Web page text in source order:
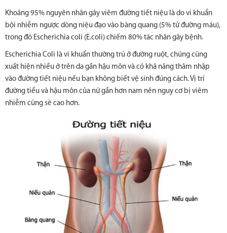
Khoảng 95% nguyên nhân gây viêm đường tiết niệu là do vi khuẩn
bội nhiễm ngược dòng niệu đạo vào bàng quang (5% từ đường máu),
trong đó Escherichia coli (E.coli) chiếm 80% tác nhân gây bệnh.
Escherichia Coli là vi khuẩn thường trú ở đường ruột, chúng cũng
xuất hiện nhiều ở trên da gần hậu môn và có khả năng thâm nhập
vào đường tiết niệu nếu bạn không biết vệ sinh đúng cách. Vị trí
đường tiểu và hậu môn của nữ gần hơn nam nên nguy cơ bị viêm
nhiễm cũng sẽ cao hơn.